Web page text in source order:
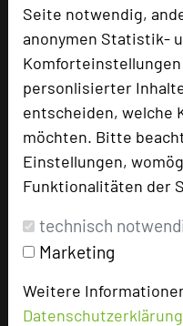
Seite notwendig,
anonymen Statistik-
personlisierter
entscheiden, welche
möchten. Bitte
Einstellungen,
Funktionalitäten der
technisch
Marketing
Weitere
Datenschutzerklärung
Seminar, Klausur,
4869 Seiten dieses
vergangenen 30
Für die Verwendung der
Nutzungsrechte für
verantwortlich.